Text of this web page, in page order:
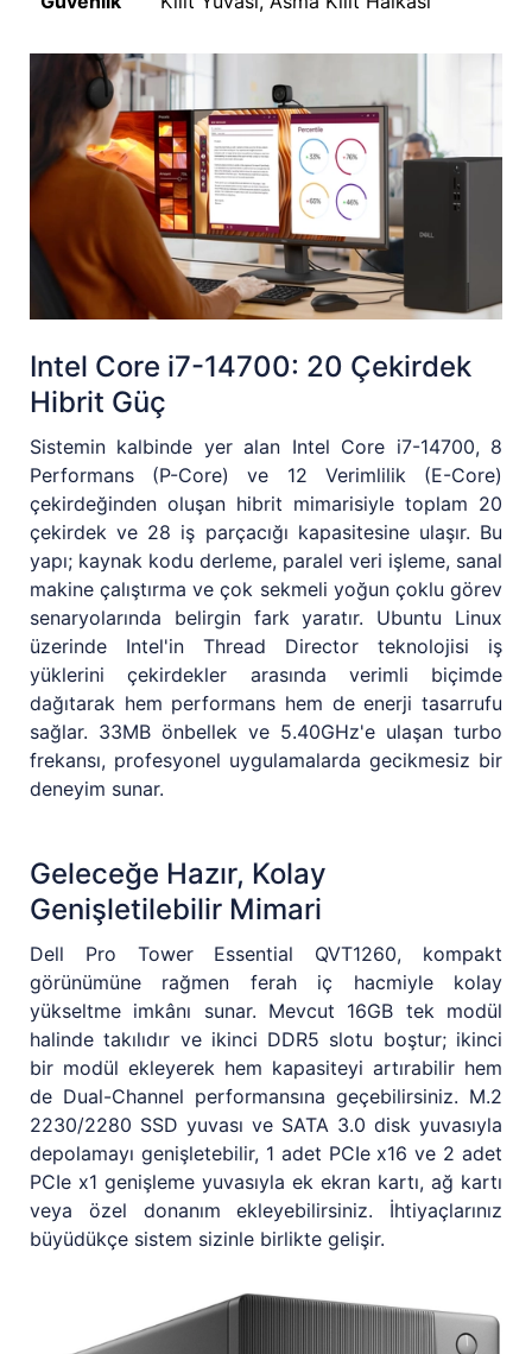
Intel Core i7-14700: 20 Çekirdek
Hibrit Güç
Sistemin kalbinde yer alan Intel Core i7-14700, 8
Performans (P-Core) ve 12 Verimlilik (E-Core)
çekirdeğinden oluşan hibrit mimarisiyle toplam 20
çekirdek ve 28 iş parçacığı kapasitesine ulaşır. Bu
yapı; kaynak kodu derleme, paralel veri işleme, sanal
makine çalıştırma ve çok sekmeli yoğun çoklu görev
senaryolarında belirgin fark yaratır. Ubuntu Linux
üzerinde Intel'in Thread Director teknolojisi iş
yüklerini çekirdekler arasında verimli biçimde
dağıtarak hem performans hem de enerji tasarrufu
sağlar. 33MB önbellek ve 5.40GHz'e ulaşan turbo
frekansı, profesyonel uygulamalarda gecikmesiz bir
deneyim sunar.
Geleceğe Hazır, Kolay
Genişletilebilir Mimari
Dell Pro Tower Essential QVT1260, kompakt
görünümüne rağmen ferah iç hacmiyle kolay
yükseltme imkânı sunar. Mevcut 16GB tek modül
halinde takılıdır ve ikinci DDR5 slotu boştur; ikinci
bir modül ekleyerek hem kapasiteyi artırabilir hem
de Dual-Channel performansına geçebilirsiniz. M.2
2230/2280 SSD yuvası ve SATA 3.0 disk yuvasıyla
depolamayı genişletebilir, 1 adet PCIe x16 ve 2 adet
PCIe x1 genişleme yuvasıyla ek ekran kartı, ağ kartı
veya özel donanım ekleyebilirsiniz. İhtiyaçlarınız
büyüdükçe sistem sizinle birlikte gelişir.